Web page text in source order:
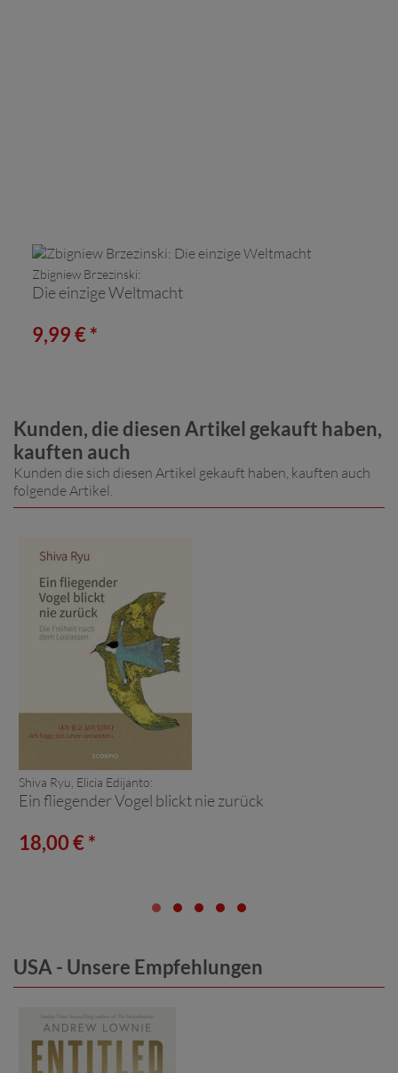
Zbigniew Brzezinski:
Die einzige Weltmacht
9,99 € *
Kunden, die diesen Artikel gekauft haben,
kauften auch
Kunden die sich diesen Artikel gekauft haben, kauften auch
folgende Artikel.
Shiva Ryu, Elicia Edijanto:
Ein fliegender Vogel blickt nie zurück
18,00 € *
USA - Unsere Empfehlungen